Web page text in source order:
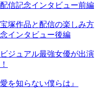
信記念インタビュー前編
塚作品と配信の楽しみ方
インタビュー後編
ジュアル最強女優が出演
を知らない僕らは』